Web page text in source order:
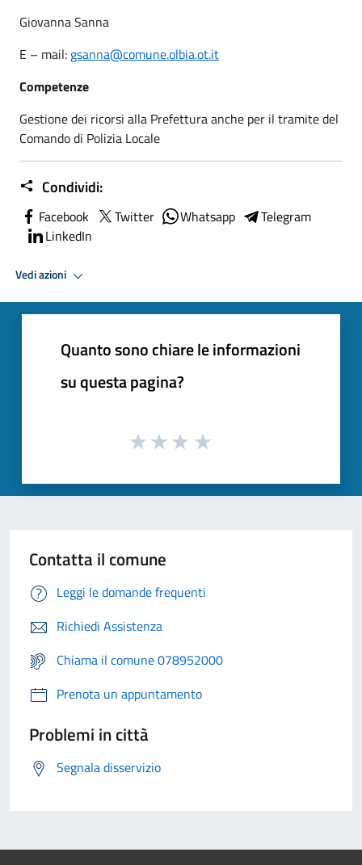
Giovanna Sanna
E – mail: gsanna@comune.olbia.ot.it
Competenze
Gestione dei ricorsi alla Prefettura anche per il tramite del
Comando di Polizia Locale
Condividi:
Facebook Twitter Whatsapp
Telegram
LinkedIn
Vedi azioni
Quanto sono chiare le informazioni
su questa pagina?
Contatta il comune
Leggi le domande frequenti
Richiedi Assistenza
Chiama il comune 078952000
Prenota un appuntamento
Problemi in città
Segnala disservizio